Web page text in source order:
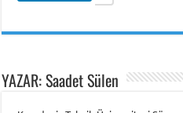
YAZAR: Saadet Sülen